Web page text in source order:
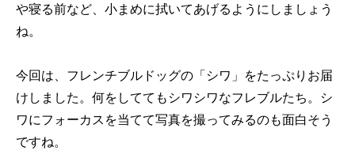
や寝る前など、小まめに拭いてあげるようにしましょう
ね。
今回は、フレンチブルドッグの「シワ」をたっぷりお届
けしました。何をしててもシワシワなフレブルたち。シ
ワにフォーカスを当てて写真を撮ってみるのも面白そう
ですね。